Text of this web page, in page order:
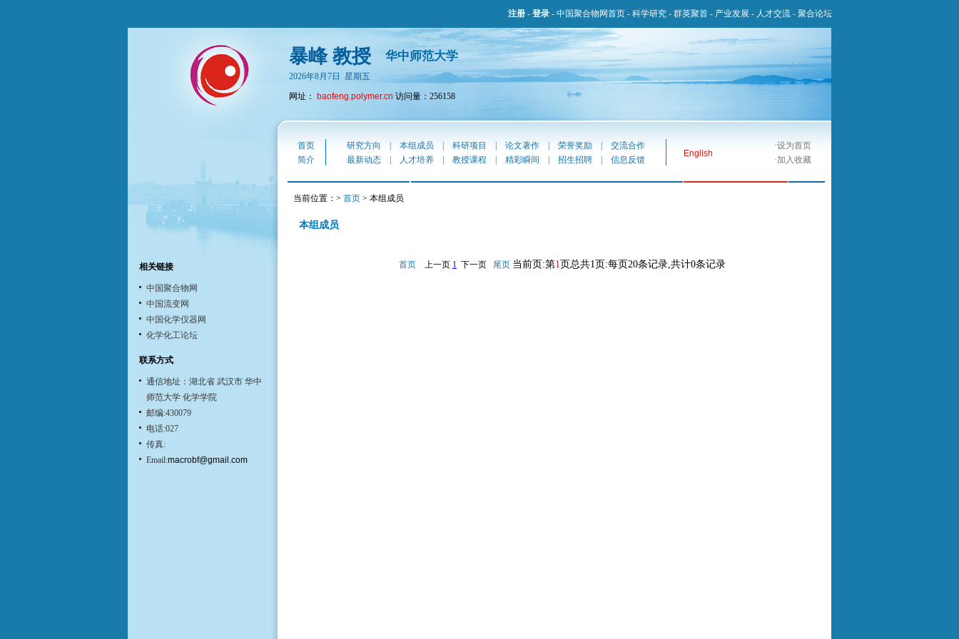
注册 - 登录 - 中国聚合物网首页 - 科学研究 - 群英聚首 - 产业发展 - 人才交流 - 聚合论坛
暴峰 教授 华中师范大学
2026年8月7日 星期五
网址： baofeng.polymer.cn 访问量：256158
相关链接
中国聚合物网
中国流变网
中国化学仪器网
化学化工论坛
联系方式
通信地址：湖北省 武汉市 华中
师范大学 化学学院
邮编:430079
电话:027
传真:
Email:macrobf@gmail.com
首页 研究方向 本组成员 科研项目 论文著作 荣誉奖励 交流合作
English
·设为首页
简介
最新动态 人才培养 教授课程 精彩瞬间 招生招聘 信息反馈 ·加入收藏
当前位置：> 首页 > 本组成员
本组成员
首页 上一页 1 下一页 尾页 当前页:第1页总共1页:每页20条记录,共计0条记录